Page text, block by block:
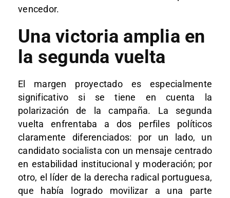
vencedor.
Una victoria amplia en
la segunda vuelta
El margen proyectado es especialmente
significativo si se tiene en cuenta la
polarización de la campaña. La segunda
vuelta enfrentaba a dos perfiles políticos
claramente diferenciados: por un lado, un
candidato socialista con un mensaje centrado
en estabilidad institucional y moderación; por
otro, el líder de la derecha radical portuguesa,
que había logrado movilizar a una parte